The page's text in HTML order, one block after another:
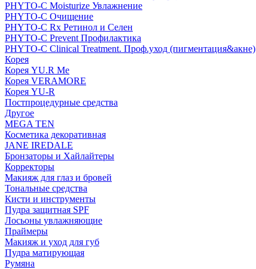
PHYTO-C Moisturize Увлажнение
PHYTO-C Очищение
PHYTO-C Rx Ретинол и Селен
PHYTO-C Prevent Профилактика
PHYTO-C Clinical Treatment. Проф.уход (пигментация&акне)
Корея
Корея YU.R Me
Корея VERAMORE
Корея YU-R
Постпроцедурные средства
Другое
MEGA TEN
Косметика декоративная
JANE IREDALE
Бронзаторы и Хайлайтеры
Корректоры
Макияж для глаз и бровей
Тональные средства
Кисти и инструменты
Пудра защитная SPF
Лосьоны увлажняющие
Праймеры
Макияж и уход для губ
Пудра матирующая
Румяна